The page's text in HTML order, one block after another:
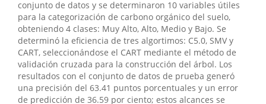
conjunto de datos y se determinaron 10 variables útiles
para la categorización de carbono orgánico del suelo,
obteniendo 4 clases: Muy Alto, Alto, Medio y Bajo. Se
determinó la eficiencia de tres algortimos: C5.0, SMV y
CART, seleccionándose el CART mediante el método de
validación cruzada para la construcción del árbol. Los
resultados con el conjunto de datos de prueba generó
una precisión del 63.41 puntos porcentuales y un error
de predicción de 36.59 por ciento; estos alcances se